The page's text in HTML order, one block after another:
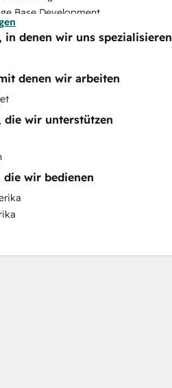
Base Development
Automation
Marketing Alignment
in denen wir uns spezialisieren
denen wir arbeiten
die wir unterstützen
die wir bedienen